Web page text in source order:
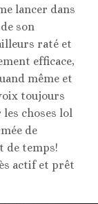
lancer dans
son
raté et
efficace,
même et
toujours
les choses lol
de
de temps!
actif et prêt